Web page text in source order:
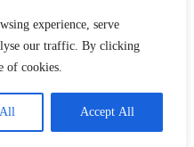
experience, serve
our traffic. By clicking
of cookies.
Accept All
CNCS | CNATDCU
Termeni si Condiţii
cumpărăturile